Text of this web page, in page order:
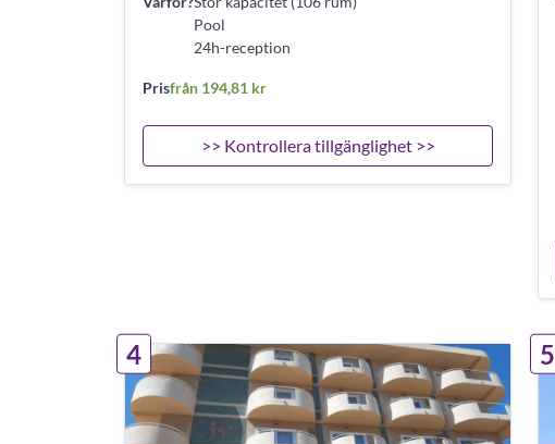
Pool
24h-reception
Prisfrån 194,81 kr
>> Kontrollera tillgänglighet >>
4 5